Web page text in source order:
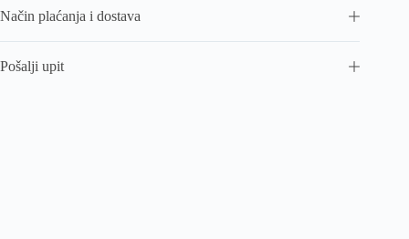
Način plaćanja i dostava
Pošalji upit